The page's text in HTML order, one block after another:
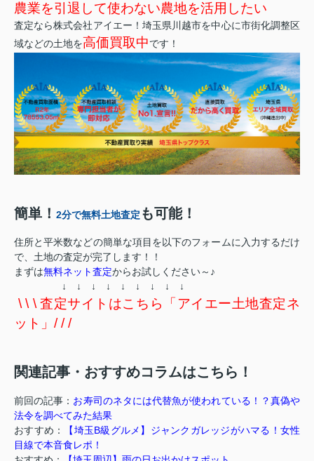
農業を引退して使わない農地を活用したい
査定なら株式会社アイエー！埼玉県川越市を中心に市街化調整区
域などの土地を高価買取中です！
簡単！ 2分で無料土地査定 も可能！
住所と平米数などの簡単な項目を以下のフォームに入力するだけ
で、土地の査定が完了します！！
まずは無料ネット査定からお試しください～♪
↓ ↓ ↓ ↓ ↓ ↓ ↓ ↓ ↓
\ \ \ 査定サイトはこちら「アイエー土地査定ネ
ット」/ / /
関連記事・おすすめコラムはこちら！
前回の記事： お寿司のネタには代替魚が使われている！？真偽や
法令を調べてみた結果
おすすめ：
【埼玉B級グルメ】ジャンクガレッジがハマる！女性
目線で本音食レポ！